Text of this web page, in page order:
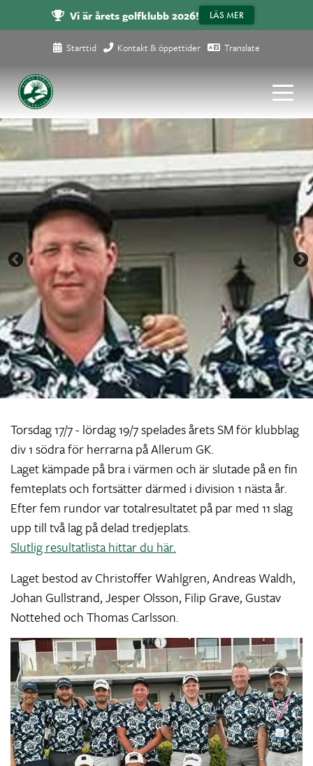
Vi är årets golfklubb 2026! LÄS MER
Starttid Kontakt & öppettider Translate
Torsdag 17/7 - lördag 19/7 spelades årets SM för klubblag
div 1 södra för herrarna på Allerum GK.
Laget kämpade på bra i värmen och är slutade på en fin
femteplats och fortsätter därmed i division 1 nästa år.
Efter fem rundor var totalresultatet på par med 11 slag
upp till två lag på delad tredjeplats.
Slutlig resultatlista hittar du här.
Laget bestod av Christoffer Wahlgren, Andreas Waldh,
Johan Gullstrand, Jesper Olsson, Filip Grave, Gustav
Nottehed och Thomas Carlsson.